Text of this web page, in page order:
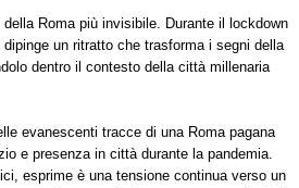
Roma più invisibile. Durante il lockdown
un ritratto che trasforma i segni della
dentro il contesto della città millenaria
evanescenti tracce di una Roma pagana
e presenza in città durante la pandemia.
esprime è una tensione continua verso un